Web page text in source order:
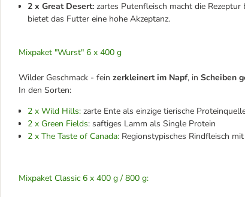
2 x Great Desert: zartes Putenfleisch macht die
bietet das Futter eine hohe Akzeptanz.
Mixpaket "Wurst" 6 x 400 g
Wilder Geschmack - fein zerkleinert im Napf, in Scheiben
In den Sorten:
2 x Wild Hills: zarte Ente als einzige tierische
2 x Green Fields: saftiges Lamm als Single Protein
2 x The Taste of Canada: Regionstypisches Rindfleisch
Mixpaket Classic 6 x 400 g / 800 g: